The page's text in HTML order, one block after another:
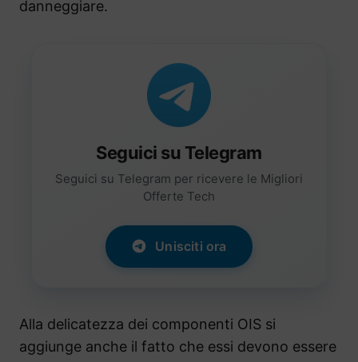
danneggiare.
Seguici su Telegram
Seguici su Telegram per ricevere le Migliori
Offerte Tech
Unisciti ora
Alla delicatezza dei componenti OIS si
aggiunge anche il fatto che essi devono essere